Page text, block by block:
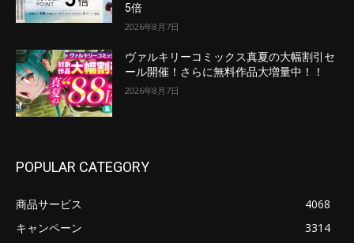
5倍
2026年8月7日
ヴァルキリーコミックス真夏の大幅割引セ
ール開催！さらに無料作品大増量中！！
2026年8月7日
POPULAR CATEGORY
商品サービス
4068
キャンペーン
3314